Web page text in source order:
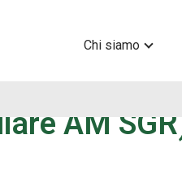
Chi siamo
AM